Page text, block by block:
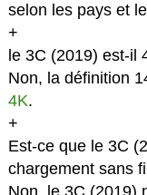
selon les pays et
+
le 3C (2019) est-il
Non, la définition
4K.
+
Est-ce que le 3C
chargement sans